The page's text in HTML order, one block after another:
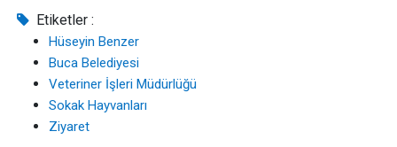
Etiketler :
Hüseyin Benzer
Buca Belediyesi
Veteriner İşleri Müdürlüğü
Sokak Hayvanları
Ziyaret